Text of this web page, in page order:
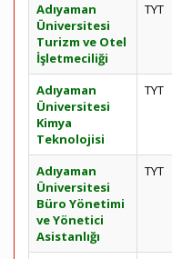
Adıyaman
Üniversitesi
Turizm ve Otel
İşletmeciliği
TYT
Adıyaman
Üniversitesi
Kimya
Teknolojisi
TYT
Adıyaman
Üniversitesi
Büro Yönetimi
ve Yönetici
Asistanlığı
TYT